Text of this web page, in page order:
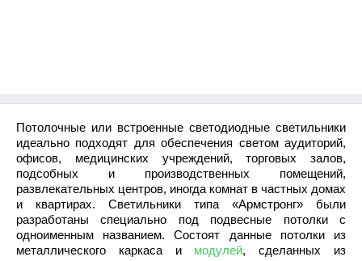
Потолочные или встроенные светодиодные светильники
идеально подходят для обеспечения светом аудиторий,
офисов, медицинских учреждений, торговых залов,
подсобных и производственных помещений,
развлекательных центров, иногда комнат в частных домах
и квартирах. Светильники типа «Армстронг» были
разработаны специально под подвесные потолки с
одноименным названием. Состоят данные потолки из
металлического каркаса и модулей, сделанных из